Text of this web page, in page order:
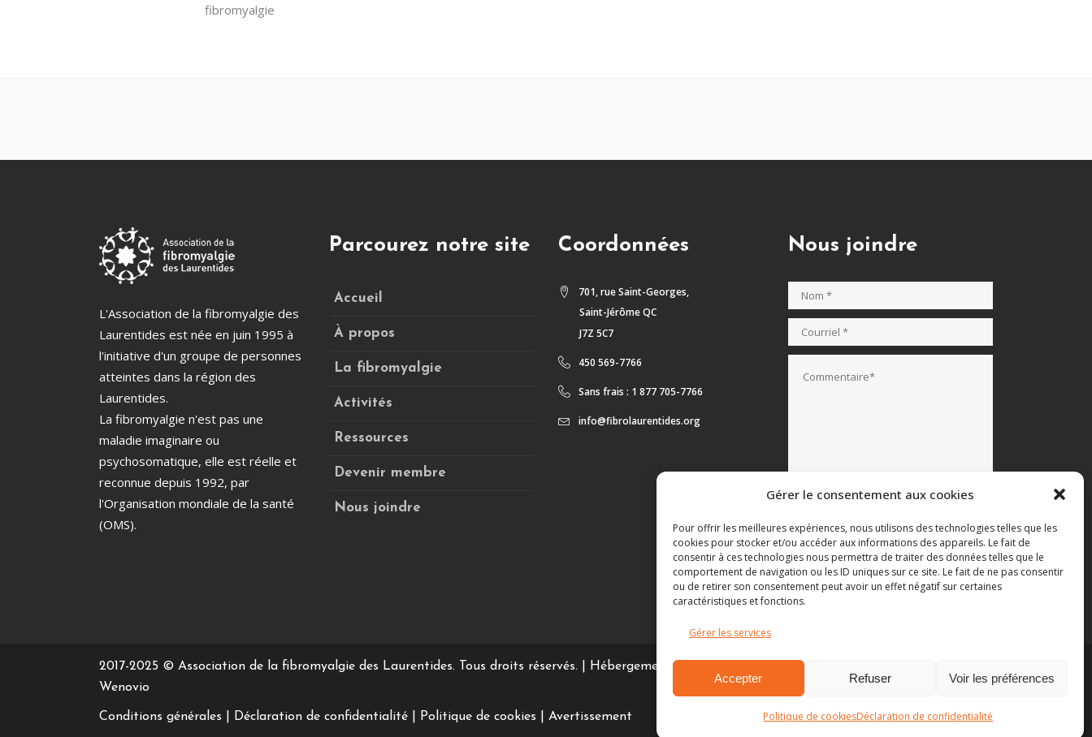
Gérer le consentement aux cookies
Pour offrir les meilleures expériences, nous utilisons des technologies telles que les
cookies pour stocker et/ou accéder aux informations des appareils. Le fait de
consentir à ces technologies nous permettra de traiter des données telles que le
comportement de navigation ou les ID uniques sur ce site. Le fait de ne pas consentir
ou de retirer son consentement peut avoir un effet négatif sur certaines
caractéristiques et fonctions.
Gérer les services
Accepter Refuser Voir les préférences
Politique de cookiesDéclaration de confidentialité
fibromyalgie
L'Association de la fibromyalgie des
Laurentides est née en juin 1995 à
l'initiative d'un groupe de personnes
atteintes dans la région des
Laurentides.
La fibromyalgie n'est pas une
maladie imaginaire ou
psychosomatique, elle est réelle et
reconnue depuis 1992, par
l'Organisation mondiale de la santé
(OMS).
Parcourez notre site
Accueil
À propos
La fibromyalgie
Activités
Ressources
Devenir membre
Nous joindre
Coordonnées
701, rue Saint-Georges,
Saint-Jérôme QC
J7Z 5C7
450 569-7766
Sans frais : 1 877 705-7766
info@fibrolaurentides.org
Nous joindre
2017-2025 © Association de la fibromyalgie des Laurentides. Tous droits réservés.
Hébergement Web :
Wenovio
Suivez-nous
Conditions générales Déclaration de confidentialité Politique de cookies Avertissement